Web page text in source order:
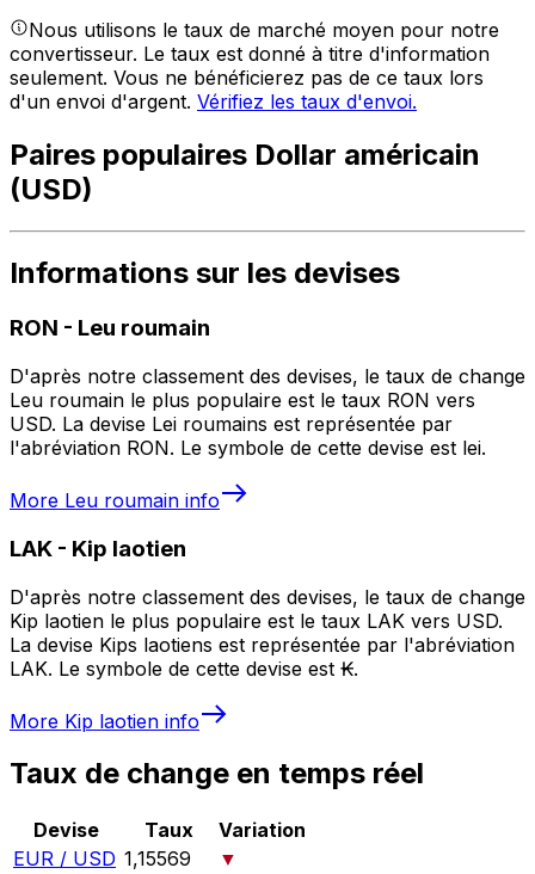
Nous utilisons le taux de marché moyen pour notre
convertisseur. Le taux est donné à titre d'information
seulement. Vous ne bénéficierez pas de ce taux lors
d'un envoi d'argent. Vérifiez les taux d'envoi.
Paires populaires Dollar américain
(USD)
Informations sur les devises
RON - Leu roumain
D'après notre classement des devises, le taux de change
Leu roumain le plus populaire est le taux RON vers
USD. La devise Lei roumains est représentée par
l'abréviation RON. Le symbole de cette devise est lei.
More Leu roumain info
LAK - Kip laotien
D'après notre classement des devises, le taux de change
Kip laotien le plus populaire est le taux LAK vers USD.
La devise Kips laotiens est représentée par l'abréviation
LAK. Le symbole de cette devise est ₭.
More Kip laotien info
Taux de change en temps réel
Devise Taux
Variation
EUR / USD 1,15569
▼